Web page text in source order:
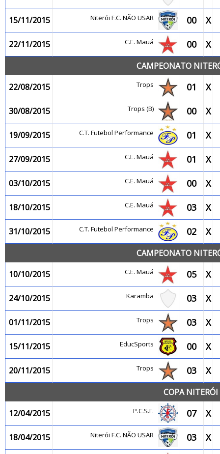
15/11/2015 Niterói F.C. NÃO USAR 00 X
22/11/2015 C.E. Mauá 00 X
CAMPEONATO
22/08/2015
Trops 01 X
30/08/2015 Trops (B) 00 X
19/09/2015 C.T. Futebol Performance 01 X
27/09/2015 C.E. Mauá 01 X
03/10/2015 C.E. Mauá 00 X
18/10/2015 C.E. Mauá 03 X
31/10/2015 C.T. Futebol Performance 02 X
CAMPEONATO
10/10/2015
C.E. Mauá 05 X
24/10/2015 Karamba 03 X
01/11/2015 Trops 03 X
15/11/2015 EducSports 00 X
20/11/2015 Trops 03 X
COPA
12/04/2015
P.C.S.F. 07 X
18/04/2015 Niterói F.C. NÃO USAR 03 X